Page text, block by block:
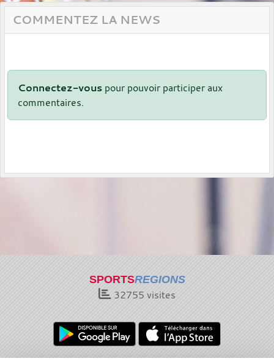
COMMENTEZ LA NEWS
Connectez-vous pour pouvoir participer aux
commentaires.
SPORTSREGIONS
32755 visites